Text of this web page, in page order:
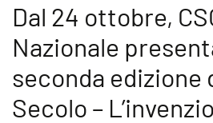
Dal 24 ottobre,
Nazionale
seconda edizione
Secolo –